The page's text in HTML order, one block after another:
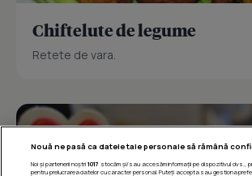
Chiftelute de legume
Retete de vara.
Nouă ne pasă ca datele tale personale să rămână
Noi și partenerii noștri 1017 stocăm și/sau accesăm informații pe dispozitivul dvs.,
pentru prelucrarea datelor cu caracter personal. Puteți accepta sau gestiona